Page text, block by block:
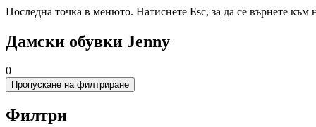
Последна точка в менюто. Натиснете Esc, за да се върнете към
Дамски обувки Jenny
0
Пропускане на филтриране
Филтри